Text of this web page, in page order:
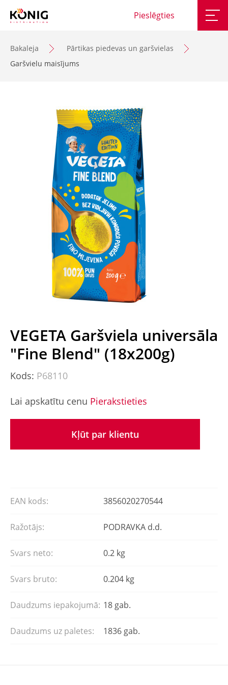
Pieslēgties
Bakaleja
Pārtikas piedevas un garšvielas
Garšvielu maisījums
VEGETA Garšviela universāla
"Fine Blend" (18x200g)
Kods: P68110
Lai apskatītu cenu Pierakstieties
Kļūt par klientu
EAN kods: 3856020270544
Ražotājs: PODRAVKA d.d.
Svars neto: 0.2 kg
Svars bruto: 0.204 kg
Daudzums iepakojumā: 18 gab.
Daudzums uz paletes: 1836 gab.